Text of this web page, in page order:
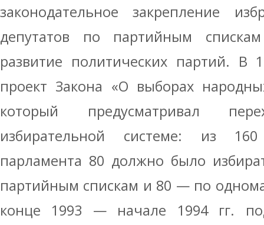
законодательное закрепление
депутатов по партийным
развитие политических партий. В
проект Закона «О выборах
который предусматривал
избирательной системе: из
парламента 80 должно было
партийным спискам и 80 — по
конце 1993 — начале 1994 гг.